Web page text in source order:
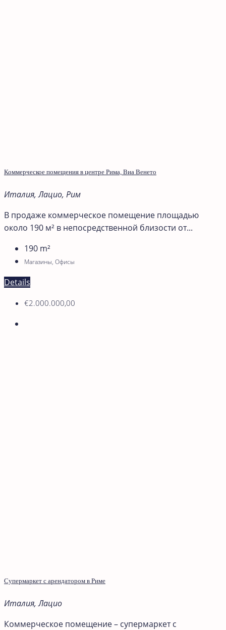
Коммерческое помещения в центре Рима, Виа Венето
Италия, Лацио, Рим
В продаже коммерческое помещение площадью
около 190 м² в непосредственной близости от...
190 m²
Магазины, Офисы
Details
€2.000.000,00
Супермаркет с арендатором в Риме
Италия, Лацио
Коммерческое помещение – супермаркет с